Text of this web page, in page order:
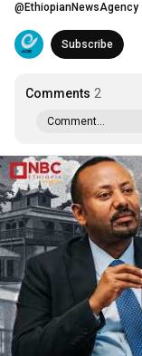
@ EthiopianNewsAgency
Subscribe
Comments 2
Comment...